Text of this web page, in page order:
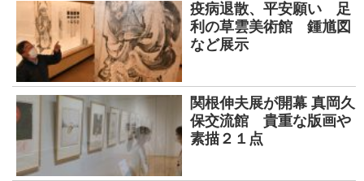
疫病退散、平安願い 足
利の草雲美術館 鍾馗図
など展示
関根伸夫展が開幕 真岡久
保交流館 貴重な版画や
素描２１点